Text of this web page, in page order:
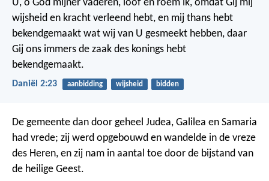
U, o God mijner vaderen, loof en roem ik, omdat Gij mij
wijsheid en kracht verleend hebt, en mij thans hebt
bekendgemaakt wat wij van U gesmeekt hebben, daar
Gij ons immers de zaak des konings hebt
bekendgemaakt.
Daniël 2:23 aanbidding wijsheid bidden
De gemeente dan door geheel Judea, Galilea en Samaria
had vrede; zij werd opgebouwd en wandelde in de vreze
des Heren, en zij nam in aantal toe door de bijstand van
de heilige Geest.